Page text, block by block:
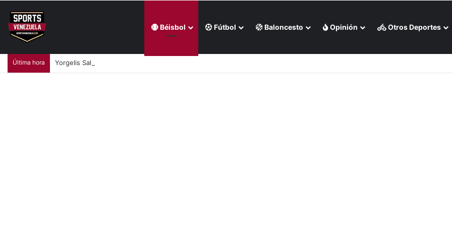
Béisbol Fútbol Baloncesto Opinión Otros Deportes
Última hora Yorgelis Salazar sumó el oro centrocaribeño a su palmarés